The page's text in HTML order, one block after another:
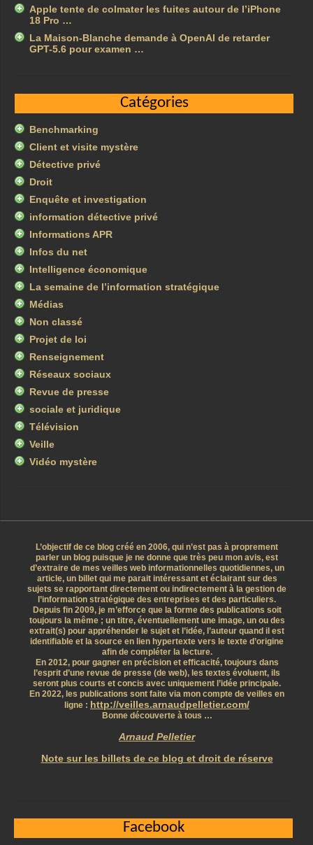
Apple tente de colmater les fuites autour de l’iPhone
18 Pro …
La Maison-Blanche demande à OpenAI de retarder
GPT-5.6 pour examen …
Catégories
Benchmarking
Client et visite mystère
Détective privé
Droit
Enquête et investigation
information détective privé
Informations APR
Infos du net
Intelligence économique
La semaine de l’information stratégique
Médias
Non classé
Projet de loi
Renseignement
Réseaux sociaux
Revue de presse
sociale et juridique
Télévision
Veille
Vidéo mystère
L’objectif de ce blog créé en 2006, qui n’est pas à proprement
parler un blog puisque je ne donne que très peu mon avis, est
d’extraire de mes veilles web informationnelles quotidiennes, un
article, un billet qui me parait intéressant et éclairant sur des
sujets se rapportant directement ou indirectement à la gestion de
l’information stratégique des entreprises et des particuliers.
Depuis fin 2009, je m’efforce que la forme des publications soit
toujours la même ; un titre, éventuellement une image, un ou des
extrait(s) pour appréhender le sujet et l’idée, l’auteur quand il est
identifiable et la source en lien hypertexte vers le texte d’origine
afin de compléter la lecture.
En 2012, pour gagner en précision et efficacité, toujours dans
l’esprit d’une revue de presse (de web), les textes évoluent, ils
seront plus courts et concis avec uniquement l’idée principale.
En 2022, les publications sont faite via mon compte de veilles en
ligne : http://veilles.arnaudpelletier.com/
Bonne découverte à tous …
Arnaud Pelletier
Note sur les billets de ce blog et droit de réserve
Facebook